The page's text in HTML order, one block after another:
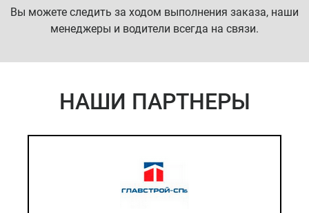
Вы можете следить за ходом выполнения заказа, наши
менеджеры и водители всегда на связи.
НАШИ ПАРТНЕРЫ